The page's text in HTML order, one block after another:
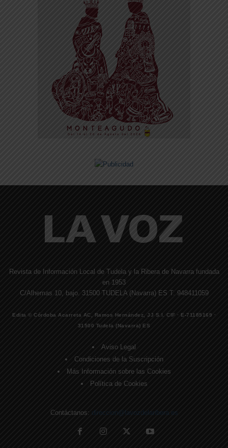
Revista de Información Local de Tudela y la Ribera de Navarra fundada
en 1953
C/Alhemas 10, bajo. 31500 TUDELA (Navarra) ES T. 948411059
Edita © Córdoba Acarreta AC, Ramos Hernández, JJ S.I. CIF · E-71185169 ·
31500 Tudela (Navarra) ES
Aviso Legal
Condiciones de la Suscripción
Más Información sobre las Cookies
Política de Cookies
Contáctanos: direccion@lavozdelaribera.es